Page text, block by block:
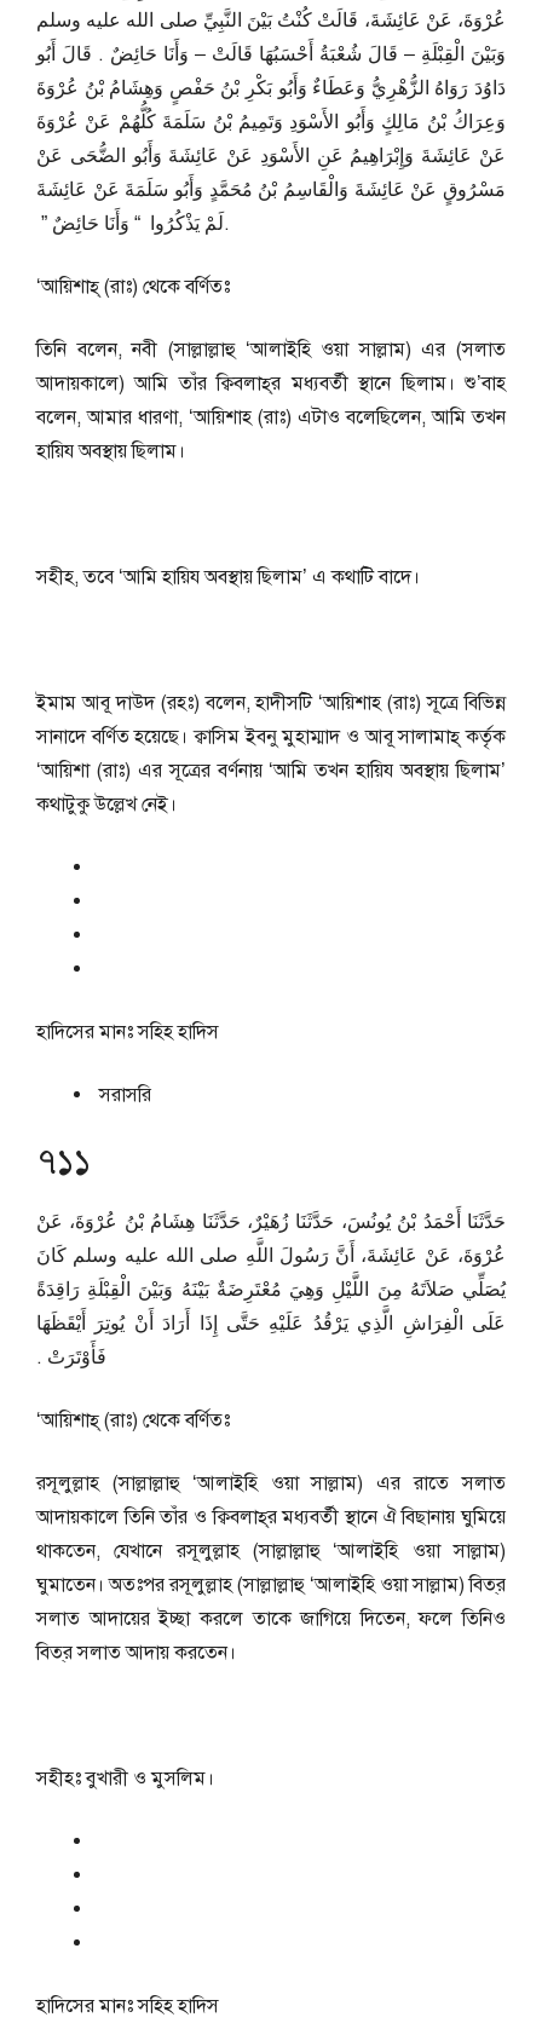
عُرْوَةَ، عَنْ عَائِشَةَ، قَالَتْ كُنْتُ بَيْنَ النَّبِيِّ صلى الله عليه وسلم
وَبَيْنَ الْقِبْلَةِ – قَالَ شُعْبَةُ أَحْسَبُهَا قَالَتْ – وَأَنَا حَائِضٌ ‏.‏ قَالَ أَبُو
دَاوُدَ رَوَاهُ الزُّهْرِيُّ وَعَطَاءٌ وَأَبُو بَكْرِ بْنُ حَفْصٍ وَهِشَامُ بْنُ عُرْوَةَ
وَعِرَاكُ بْنُ مَالِكٍ وَأَبُو الأَسْوَدِ وَتَمِيمُ بْنُ سَلَمَةَ كُلُّهُمْ عَنْ عُرْوَةَ
عَنْ عَائِشَةَ وَإِبْرَاهِيمُ عَنِ الأَسْوَدِ عَنْ عَائِشَةَ وَأَبُو الضُّحَى عَنْ
مَسْرُوقٍ عَنْ عَائِشَةَ وَالْقَاسِمُ بْنُ مُحَمَّدٍ وَأَبُو سَلَمَةَ عَنْ عَائِشَةَ
لَمْ يَذْكُرُوا ‏ “‏ وَأَنَا حَائِضٌ ‏”‏ ‏.
‘আয়িশাহ্‌ (রাঃ) থেকে বর্ণিতঃ
তিনি বলেন, নবী (সাল্লাল্লাহু ‘আলাইহি ওয়া সাল্লাম) এর (সলাত
আদায়কালে) আমি তাঁর ক্বিবলাহ্‌র মধ্যবর্তী স্থানে ছিলাম। শু’বাহ
বলেন, আমার ধারণা, ‘আয়িশাহ (রাঃ) এটাও বলেছিলেন, আমি তখন
হায়িয অবস্থায় ছিলাম।
সহীহ, তবে ‘আমি হায়িয অবস্থায় ছিলাম’ এ কথাটি বাদে।
ইমাম আবূ দাউদ (রহঃ) বলেন, হাদীসটি ‘আয়িশাহ (রাঃ) সূত্রে বিভিন্ন
সানাদে বর্ণিত হয়েছে। ক্বাসিম ইবনু মুহাম্মাদ ও আবূ সালামাহ্‌ কর্তৃক
‘আয়িশা (রাঃ) এর সূত্রের বর্ণনায় ‘আমি তখন হায়িয অবস্থায় ছিলাম’
কথাটুকু উল্লেখ নেই।
হাদিসের মানঃসহিহ হাদিস
সরাসরি
৭১১
حَدَّثَنَا أَحْمَدُ بْنُ يُونُسَ، حَدَّثَنَا زُهَيْرٌ، حَدَّثَنَا هِشَامُ بْنُ عُرْوَةَ، عَنْ
عُرْوَةَ، عَنْ عَائِشَةَ، أَنَّ رَسُولَ اللَّهِ صلى الله عليه وسلم كَانَ
يُصَلِّي صَلاَتَهُ مِنَ اللَّيْلِ وَهِيَ مُعْتَرِضَةٌ بَيْنَهُ وَبَيْنَ الْقِبْلَةِ رَاقِدَةً
عَلَى الْفِرَاشِ الَّذِي يَرْقُدُ عَلَيْهِ حَتَّى إِذَا أَرَادَ أَنْ يُوتِرَ أَيْقَظَهَا
فَأَوْتَرَتْ ‏.‏
‘আয়িশাহ্‌ (রাঃ) থেকে বর্ণিতঃ
রসূলুল্লাহ (সাল্লাল্লাহু ‘আলাইহি ওয়া সাল্লাম) এর রাতে সলাত
আদায়কালে তিনি তাঁর ও ক্বিবলাহ্‌র মধ্যবর্তী স্থানে ঐ বিছানায় ঘুমিয়ে
থাকতেন, যেখানে রসূলুল্লাহ (সাল্লাল্লাহু ‘আলাইহি ওয়া সাল্লাম)
ঘুমাতেন। অতঃপর রসূলুল্লাহ (সাল্লাল্লাহু ‘আলাইহি ওয়া সাল্লাম) বিত্‌র
সলাত আদায়ের ইচ্ছা করলে তাকে জাগিয়ে দিতেন, ফলে তিনিও
বিত্‌র সলাত আদায় করতেন।
সহীহঃ বুখারী ও মুসলিম।
হাদিসের মানঃসহিহ হাদিস